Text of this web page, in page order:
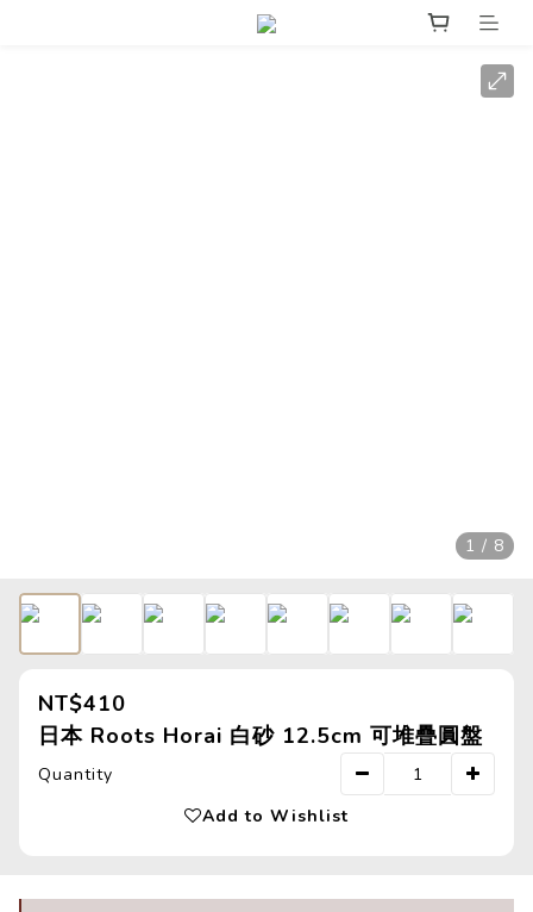
1 / 8
NT$410
日本 Roots Horai 白砂 12.5cm 可堆疊圓盤
Quantity
Add to Wishlist